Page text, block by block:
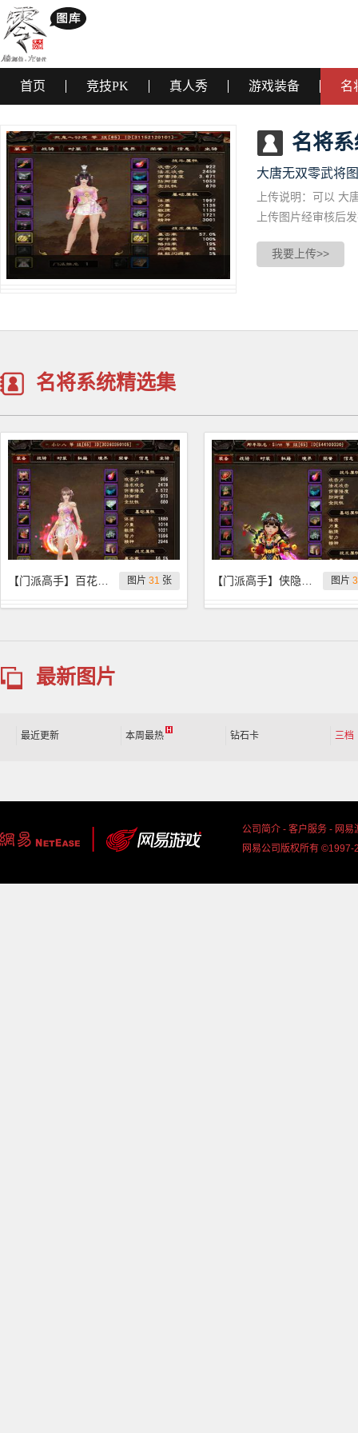
首页 竞技PK 真人秀 游戏装备 名
名将
大唐无双零武将
上传说明：可以 大
上传图片经审核后
我要上传>>
名将系统精选集
图片 31 张 图片
最新图片
最近更新 本周最热 钻石卡 三档
公司简介 - 客户服务 - 网易
网易公司版权所有